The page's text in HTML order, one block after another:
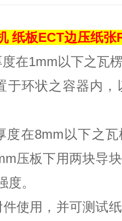
纸板ECT边压纸张
在1mm以下之瓦
于环状之容器内
度在8mm以下之
压板下用两块导
。
使用，并可测试